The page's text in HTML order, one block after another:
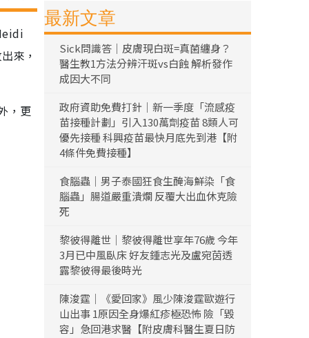
來，
，更
最新文章
Sick問識答｜皮膚現白斑=真菌纏身？
醫生教1方法分辨汗斑vs白蝕 解析發作
成因大不同
政府資助免費打針｜新一季度「流感疫
苗接種計劃」引入130萬劑疫苗 8類人可
優先接種 科興疫苗最快月底先到港【附
4條件免費接種】
食腦蟲｜男子泰國狂食生醃海鮮染「食
腦蟲」腸道嚴重潰爛 反覆大出血休克險
死
黎彼得離世｜黎彼得離世享年76歲 今年
3月已中風臥床 好友鍾志光及盧宛茵透
露黎彼得最後時光
陳浚霆｜《愛回家》風少陳浚霆歐遊行
山出事 1原因全身爆紅疹極恐怖 險「毀
容」急回港求醫【附皮膚科醫生夏日防